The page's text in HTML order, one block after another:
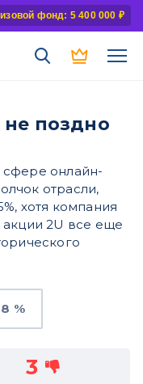
фонд: 5 400 000 ₽
не поздно
сфере онлайн-
отрасли,
хотя компания
2U все еще
%
3